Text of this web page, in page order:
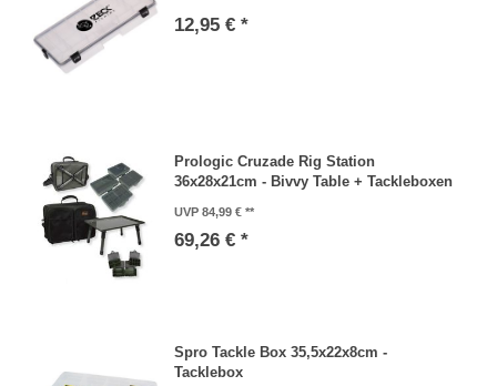
12,95 € *
Prologic Cruzade Rig Station
36x28x21cm - Bivvy Table + Tackleboxen
UVP 84,99 €
69,26 € *
Spro Tackle Box 35,5x22x8cm -
Tacklebox